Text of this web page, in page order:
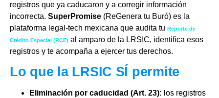
registros que ya caducaron y a corregir información
incorrecta. SuperPromise (ReGenera tu Buró) es la
plataforma legal-tech mexicana que audita tu Reporte de
Crédito Especial (RCE) al amparo de la LRSIC, identifica esos
registros y te acompaña a ejercer tus derechos.
Lo que la LRSIC SÍ permite
Eliminación por caducidad (Art. 23): los registros